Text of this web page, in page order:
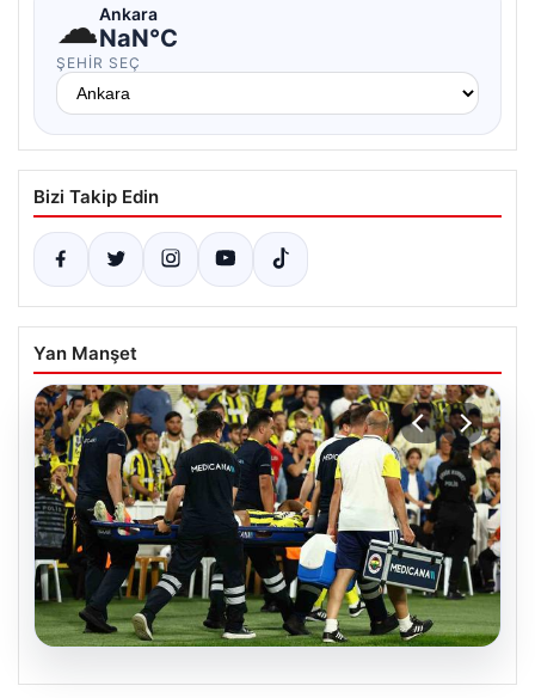
☁Ankara
NaN°C
ŞEHIR SEÇ
Bizi Takip Edin
Yan Manşet
05.08.2026